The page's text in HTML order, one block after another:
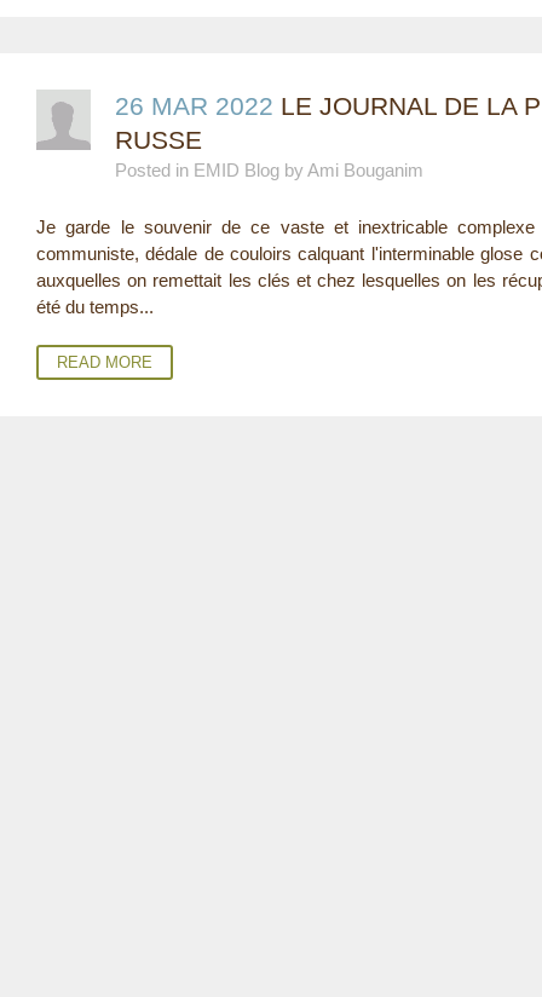
26 MAR 2022 LE JOURNAL DE LA
RUSSE
Posted in EMID Blog by Ami Bouganim
Je garde le souvenir de ce vaste et inextricable
communiste, dédale de couloirs calquant l'interminable glose
auxquelles on remettait les clés et chez lesquelles on les
été du temps...
READ MORE